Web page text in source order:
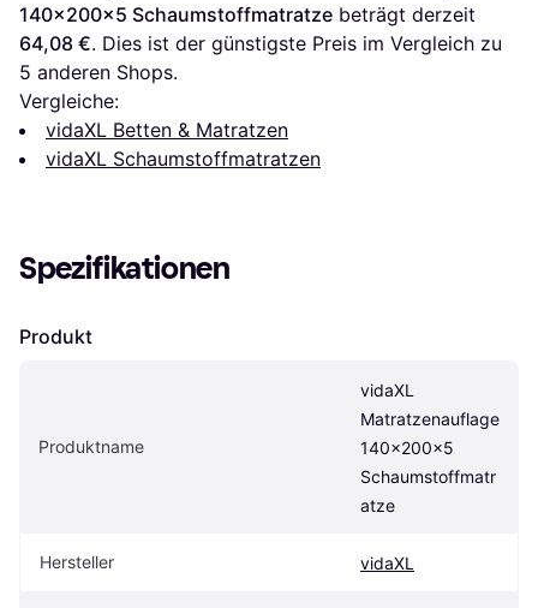
140x200x5 Schaumstoffmatratze
64,08 €
5 anderen Shops.
Vergleiche:
vidaXL Betten & Matratzen
vidaXL Schaumstoffmatratzen
Spezifikationen
Produkt
Produktname
vidaXL
Matratzenauflage
140x200x5
Schaumstoffmatr
atze
Hersteller vidaXL